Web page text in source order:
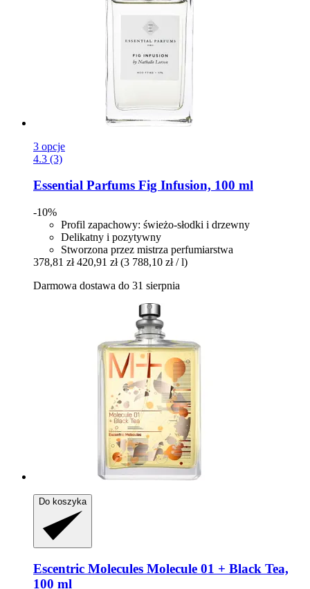
3 opcje
4.3 (3)
Essential Parfums Fig Infusion, 100 ml
-10%
Profil zapachowy: świeżo-słodki i drzewny
Delikatny i pozytywny
Stworzona przez mistrza perfumiarstwa
378,81 zł 420,91 zł (3 788,10 zł / l)
Darmowa dostawa do 31 sierpnia
Do koszyka
Escentric Molecules Molecule 01 + Black Tea,
100 ml